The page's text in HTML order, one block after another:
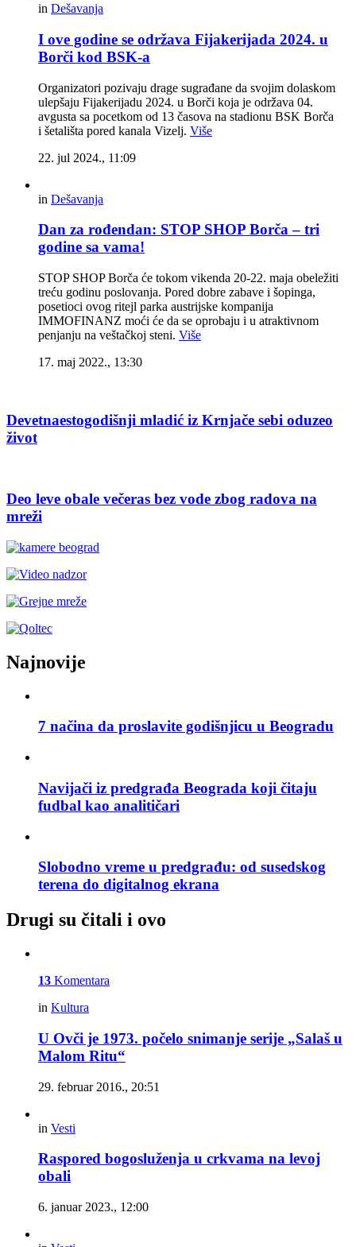
in Dešavanja
I ove godine se održava Fijakerijada 2024. u
Borči kod BSK-a
Organizatori pozivaju drage sugrađane da svojim dolaskom
ulepšaju Fijakerijadu 2024. u Borči koja je održava 04.
avgusta sa pocetkom od 13 časova na stadionu BSK Borča
i šetališta pored kanala Vizelj. Više
22. jul 2024., 11:09
in Dešavanja
Dan za rođendan: STOP SHOP Borča – tri
godine sa vama!
STOP SHOP Borča će tokom vikenda 20-22. maja obeležiti
treću godinu poslovanja. Pored dobre zabave i šopinga,
posetioci ovog ritejl parka austrijske kompanija
IMMOFINANZ moći će da se oprobaju i u atraktivnom
penjanju na veštačkoj steni. Više
17. maj 2022., 13:30
Devetnaestogodišnji mladić iz Krnjače sebi oduzeo
život
Deo leve obale večeras bez vode zbog radova na
mreži
Najnovije
7 načina da proslavite godišnjicu u Beogradu
Navijači iz predgrađa Beograda koji čitaju
fudbal kao analitičari
Slobodno vreme u predgrađu: od susedskog
terena do digitalnog ekrana
Drugi su čitali i ovo
13 Komentara
in Kultura
U Ovči je 1973. počelo snimanje serije „Salaš u
Malom Ritu“
29. februar 2016., 20:51
in Vesti
Raspored bogosluženja u crkvama na levoj
obali
6. januar 2023., 12:00